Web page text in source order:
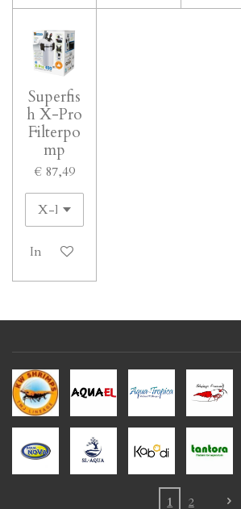
Superfis
h X-Pro
Filterpo
mp
€ 87,49
In winkelwagen
1 2